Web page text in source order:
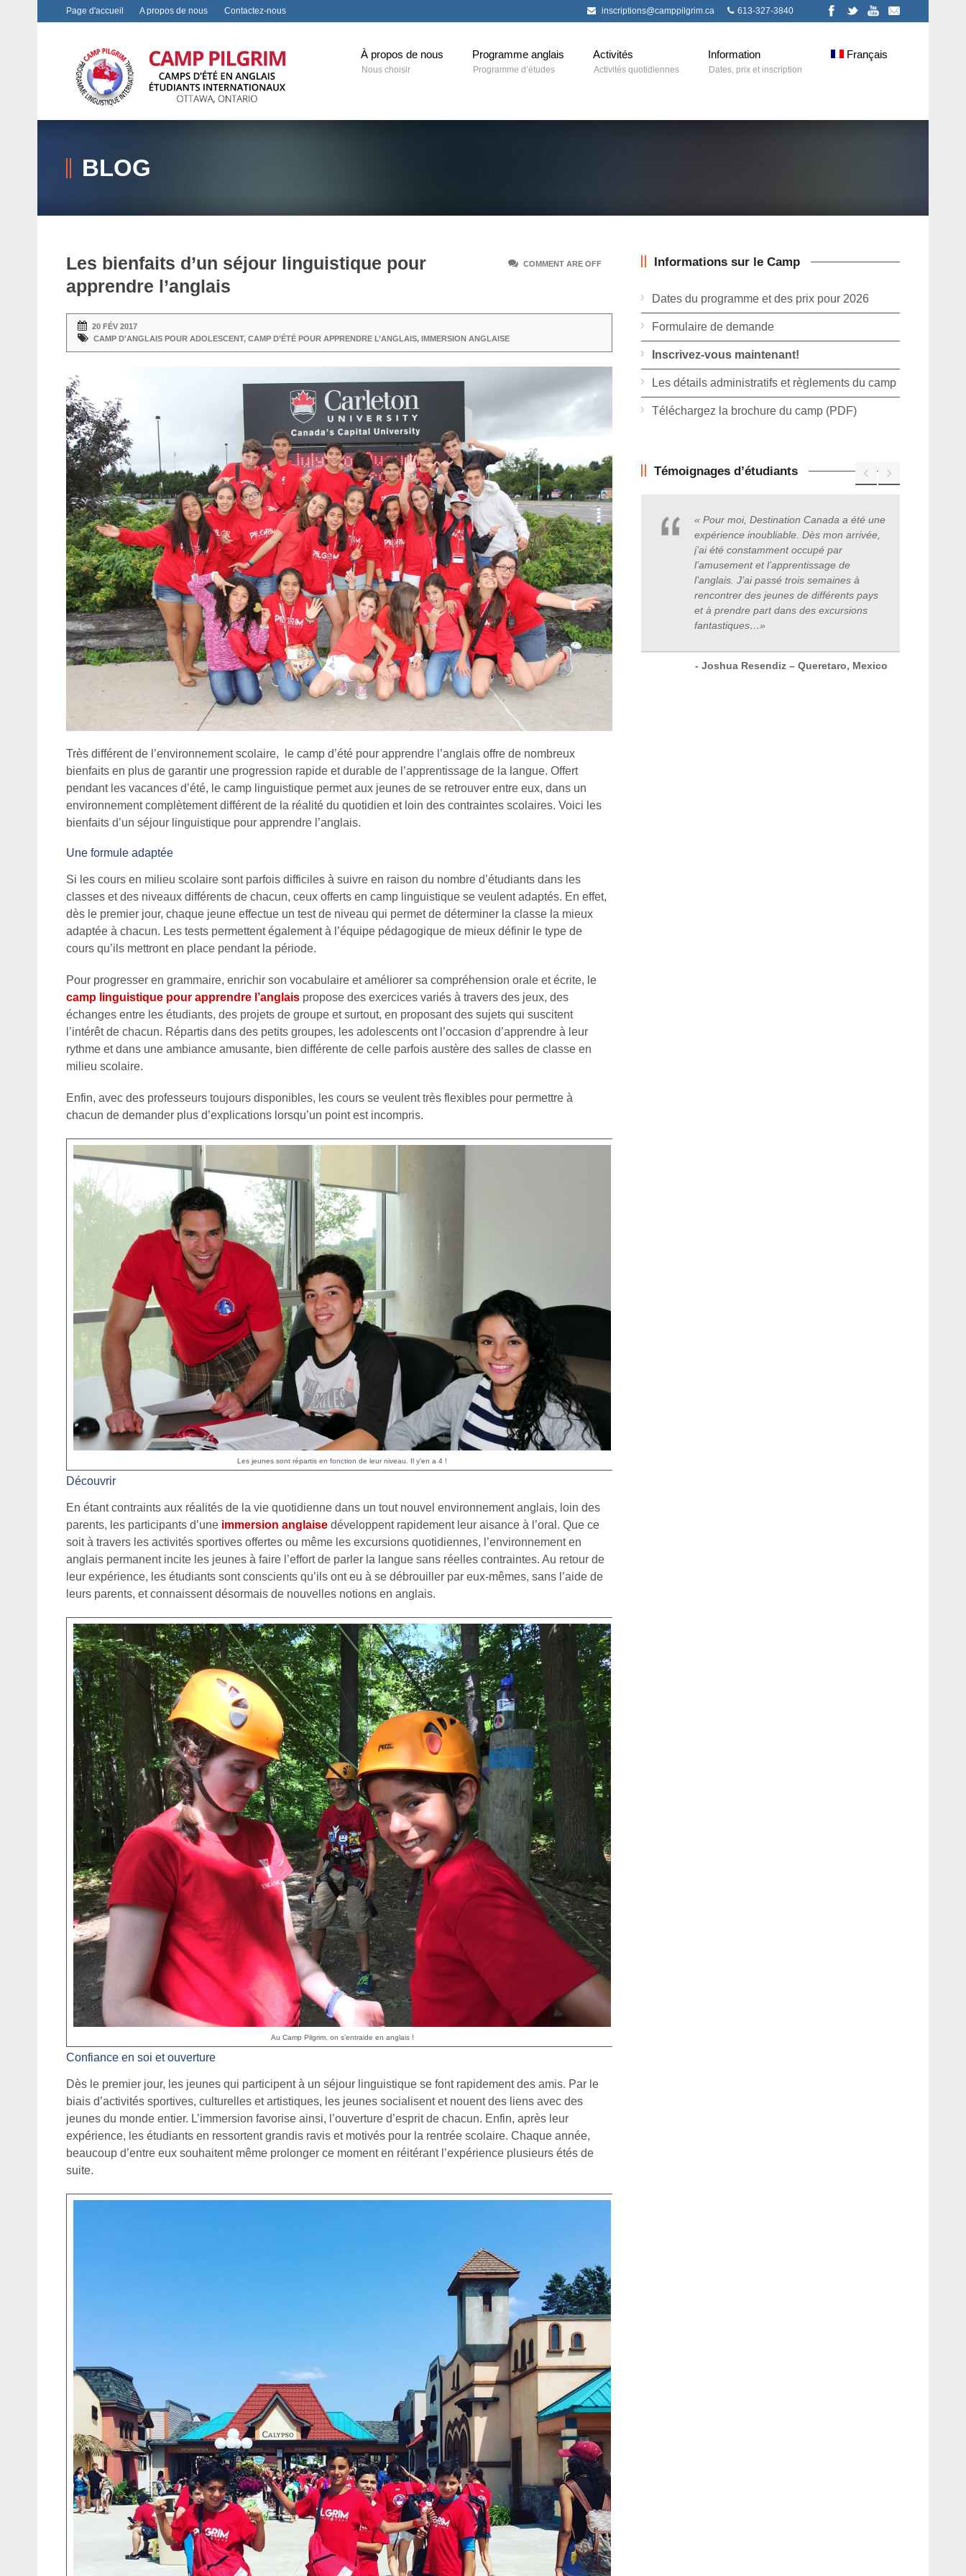
Page d'accueil A propos de nous Contactez-nous inscriptions@camppilgrim.ca 613-327-3840
À propos de nous
Nous choisir
Programme anglais
Programme d’études
Activités
Activités quotidiennes
Information
Dates, prix et inscription
Français
BLOG
COMMENT ARE OFF
Les bienfaits d’un séjour linguistique pour
apprendre l’anglais
20 FÉV 2017
CAMP D'ANGLAIS POUR ADOLESCENT, CAMP D’ÉTÉ POUR APPRENDRE L’ANGLAIS, IMMERSION ANGLAISE
Très différent de l’environnement scolaire, le camp d’été pour apprendre l’anglais offre de nombreux
bienfaits en plus de garantir une progression rapide et durable de l’apprentissage de la langue. Offert
pendant les vacances d’été, le camp linguistique permet aux jeunes de se retrouver entre eux, dans un
environnement complètement différent de la réalité du quotidien et loin des contraintes scolaires. Voici les
bienfaits d’un séjour linguistique pour apprendre l’anglais.
Une formule adaptée
Si les cours en milieu scolaire sont parfois difficiles à suivre en raison du nombre d’étudiants dans les
classes et des niveaux différents de chacun, ceux offerts en camp linguistique se veulent adaptés. En effet,
dès le premier jour, chaque jeune effectue un test de niveau qui permet de déterminer la classe la mieux
adaptée à chacun. Les tests permettent également à l’équipe pédagogique de mieux définir le type de
cours qu’ils mettront en place pendant la période.
Pour progresser en grammaire, enrichir son vocabulaire et améliorer sa compréhension orale et écrite, le
camp linguistique pour apprendre l’anglais propose des exercices variés à travers des jeux, des
échanges entre les étudiants, des projets de groupe et surtout, en proposant des sujets qui suscitent
l’intérêt de chacun. Répartis dans des petits groupes, les adolescents ont l’occasion d’apprendre à leur
rythme et dans une ambiance amusante, bien différente de celle parfois austère des salles de classe en
milieu scolaire.
Enfin, avec des professeurs toujours disponibles, les cours se veulent très flexibles pour permettre à
chacun de demander plus d’explications lorsqu’un point est incompris.
Les jeunes sont répartis en fonction de leur niveau. Il y’en a 4 !
Découvrir
En étant contraints aux réalités de la vie quotidienne dans un tout nouvel environnement anglais, loin des
parents, les participants d’une immersion anglaise développent rapidement leur aisance à l’oral. Que ce
soit à travers les activités sportives offertes ou même les excursions quotidiennes, l’environnement en
anglais permanent incite les jeunes à faire l’effort de parler la langue sans réelles contraintes. Au retour de
leur expérience, les étudiants sont conscients qu’ils ont eu à se débrouiller par eux-mêmes, sans l’aide de
leurs parents, et connaissent désormais de nouvelles notions en anglais.
Au Camp Pilgrim, on s’entraide en anglais !
Confiance en soi et ouverture
Dès le premier jour, les jeunes qui participent à un séjour linguistique se font rapidement des amis. Par le
biais d’activités sportives, culturelles et artistiques, les jeunes socialisent et nouent des liens avec des
jeunes du monde entier. L’immersion favorise ainsi, l’ouverture d’esprit de chacun. Enfin, après leur
expérience, les étudiants en ressortent grandis ravis et motivés pour la rentrée scolaire. Chaque année,
beaucoup d’entre eux souhaitent même prolonger ce moment en réitérant l’expérience plusieurs étés de
suite.
Informations sur le Camp
Dates du programme et des prix pour 2026
Formulaire de demande
Inscrivez-vous maintenant!
Les détails administratifs et règlements du camp
Téléchargez la brochure du camp (PDF)
Témoignages d’étudiants
« Pour moi, Destination Canada a été une
expérience inoubliable. Dès mon arrivée,
j’ai été constamment occupé par
l’amusement et l’apprentissage de
l’anglais. J’ai passé trois semaines à
rencontrer des jeunes de différents pays
et à prendre part dans des excursions
fantastiques…»
- Joshua Resendiz – Queretaro, Mexico